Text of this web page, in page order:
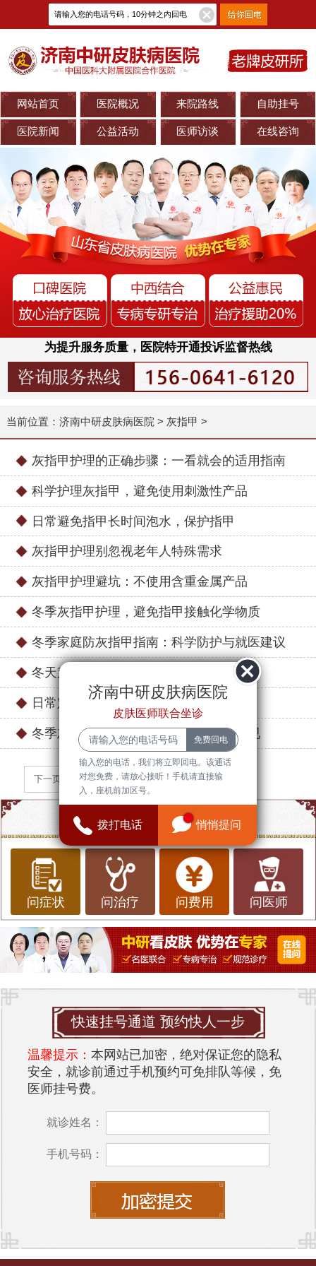
网站首页 医院概况 来院路线 自助挂号
医院新闻 公益活动 医师访谈 在线咨询
为提升服务质量，医院特开通投诉监督热线
当前位置： 济南中研皮肤病医院 > 灰指甲 >
灰指甲护理的正确步骤：一看就会的适用指南
科学护理灰指甲，避免使用刺激性产品
日常避免指甲长时间泡水，保护指甲
灰指甲护理别忽视老年人特殊需求
灰指甲护理避坑：不使用含重金属产品
冬季灰指甲护理，避免指甲接触化学物质
冬季家庭防灰指甲指南：科学防护与就医建议
冬天穿紧身鞋易挤压指甲，诱发灰指甲？
日常定期消毒用品预防灰指甲复发指南
冬季灰指甲护理指南：日常防护不可忽视
下一页
点一点，知道更多信息
问症状 问治疗 问费用 问医师
快速挂号通道 预约快人一步
温馨提示： 本网站已加密，绝对保证您的隐私
安全，就诊前通过手机预约可免排队等候，免
医师挂号费。
就诊姓名：
手机号码：
济南中研皮肤病医院
皮肤医师联合坐诊
输入您的电话，我们将立即回电。该通话
对您免费，请放心接听！手机请直接输
入，座机前加区号。
拨打电话 悄悄提问